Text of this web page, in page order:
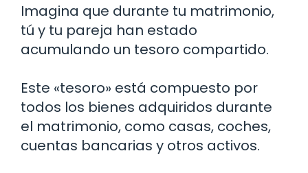
Imagina que durante tu matrimonio,
tú y tu pareja han estado
acumulando un tesoro compartido.
Este «tesoro» está compuesto por
todos los bienes adquiridos durante
el matrimonio, como casas, coches,
cuentas bancarias y otros activos.